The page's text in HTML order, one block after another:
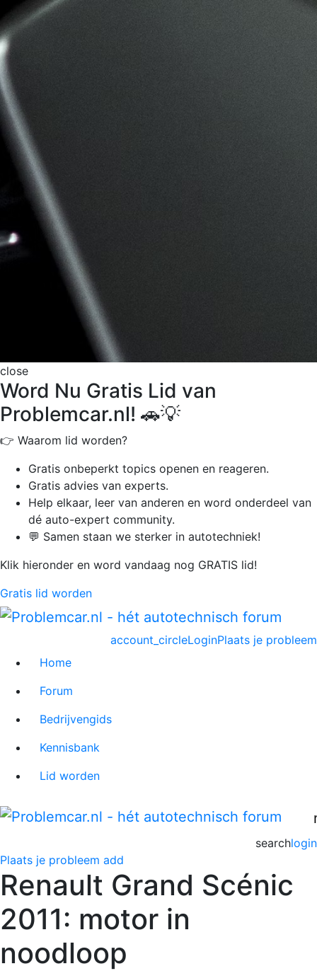
close
Word Nu Gratis Lid van
Problemcar.nl! 🚗💡
👉 Waarom lid worden?
Gratis onbeperkt topics openen en reageren.
Gratis advies van experts.
Help elkaar, leer van anderen en word onderdeel van
dé auto-expert community.
💬 Samen staan we sterker in autotechniek!
Klik hieronder en word vandaag nog GRATIS lid!
Gratis lid worden
Plaats je probleem
account_circleLogin
Home
Forum
Bedrijvengids
Kennisbank
Lid worden
login
search
Plaats je probleem add
Renault Grand Scénic
2011: motor in
noodloop